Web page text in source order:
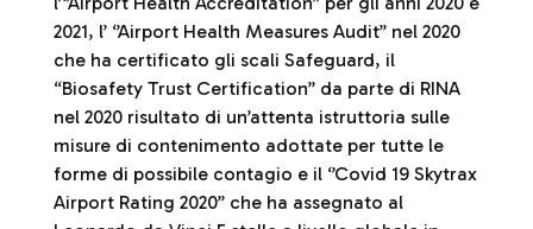
2021, l’ ‘’Airport Health Measures Audit’’ nel 2020
che ha certificato gli scali Safeguard, il
“Biosafety Trust Certification” da parte di RINA
nel 2020 risultato di un’attenta istruttoria sulle
misure di contenimento adottate per tutte le
forme di possibile contagio e il ‘’Covid 19 Skytrax
Airport Rating 2020’’ che ha assegnato al